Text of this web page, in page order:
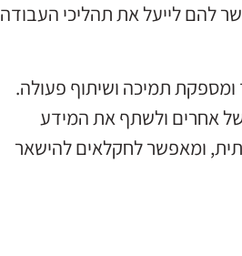
להם לייעל את תהליכי העבודה
ומספקת תמיכה ושיתוף פעולה.
של אחרים ולשתף את המידע
ומאפשר לחקלאים להישאר